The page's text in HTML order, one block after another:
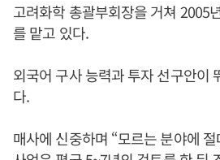
고려화학 총괄부회장을 거쳐 2005
를 맡고 있다.
외국어 구사 능력과 투자 선구안이
다.
매사에 신중하며 “모르는 분야에